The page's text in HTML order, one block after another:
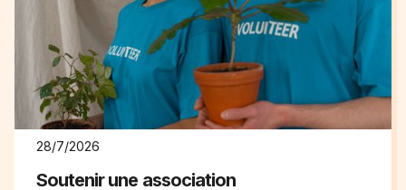
28/7/2026
Soutenir une association